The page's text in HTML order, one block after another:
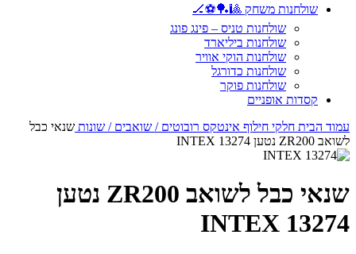
שולחנות משחק 🎱🏓⚽🏒
שולחנות טניס – פינג פונג
שולחנות ביליארד
שולחנות הוקי אוויר
שולחנות כדורגל
שולחנות פוקר
קסדות אופניים
עמוד הבית חלקי חילוף אינטקס רובוטים / שואבים / שונות שנאי כבל
לשואב ZR200 נטען INTEX 13274
שנאי כבל לשואב ZR200 נטען
INTEX 13274